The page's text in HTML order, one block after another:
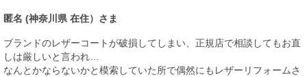
匿名 (神奈川県 在住） さま
ブランドのレザーコートが破損してしまい、正規店で相談してもお直
しは厳しいと言われ…
なんとかならないかと模索していた所で偶然にもレザーリフォームさ